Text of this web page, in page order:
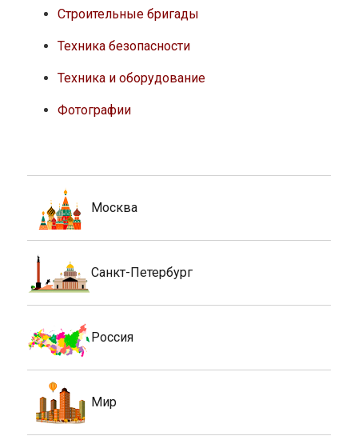
Строительные бригады
Техника безопасности
Техника и оборудование
Фотографии
Москва
Санкт-Петербург
Россия
Мир